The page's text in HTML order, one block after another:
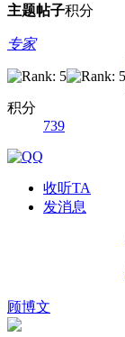
主题帖子积分
专家
积分
739
收听TA
发消息
顾博文